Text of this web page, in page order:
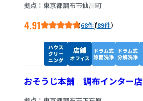
拠点：東京都調布市仙川町
4.91 68件/89件
おそうじ本舗 調布インター店